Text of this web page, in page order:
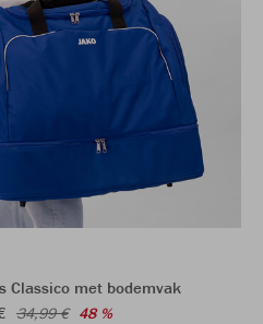
Classico met bodemvak
34,99 € 48 %